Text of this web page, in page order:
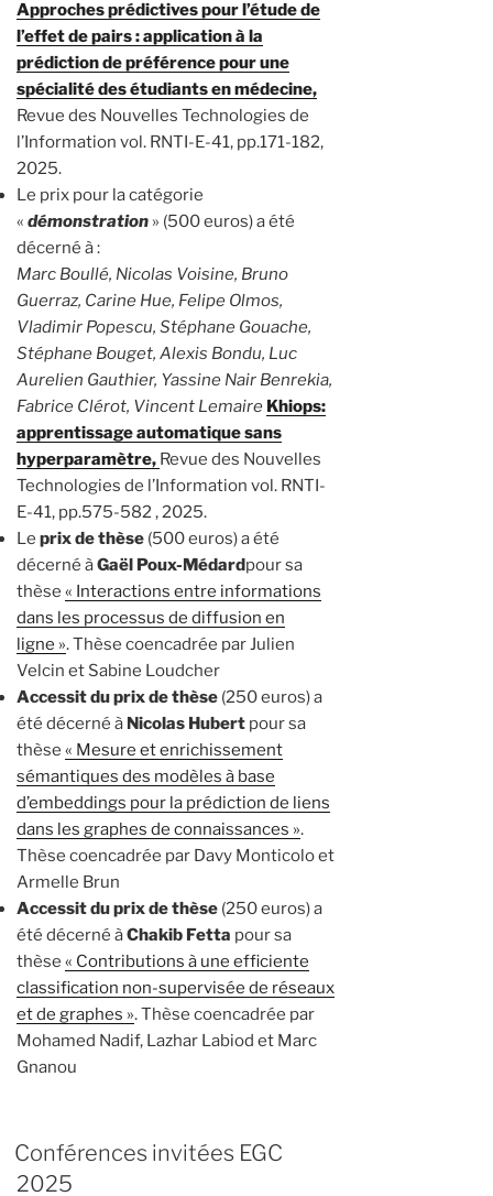
Approches prédictives pour l’étude de
l’effet de pairs : application à la
prédiction de préférence pour une
spécialité des étudiants en médecine,
Revue des Nouvelles Technologies de
l’Information vol. RNTI-E-41, pp.171-182,
2025.
Le prix pour la catégorie
« démonstration » (500 euros) a été
décerné à :
Marc Boullé, Nicolas Voisine, Bruno
Guerraz, Carine Hue, Felipe Olmos,
Vladimir Popescu, Stéphane Gouache,
Stéphane Bouget, Alexis Bondu, Luc
Aurelien Gauthier, Yassine Nair Benrekia,
Fabrice Clérot, Vincent Lemaire Khiops:
apprentissage automatique sans
hyperparamètre, Revue des Nouvelles
Technologies de l’Information vol. RNTI-
E-41, pp.575-582 , 2025.
Le prix de thèse (500 euros) a été
décerné àGaël Poux-Médardpour sa
thèse « Interactions entre informations
dans les processus de diffusion en
ligne ». Thèse coencadrée par Julien
Velcin et Sabine Loudcher
Accessit du prix de thèse (250 euros) a
été décerné à Nicolas Hubert pour sa
thèse « Mesure et enrichissement
sémantiques des modèles à base
d’embeddings pour la prédiction de liens
dans les graphes de connaissances ».
Thèse coencadrée par Davy Monticolo et
Armelle Brun
Accessit du prix de thèse (250 euros) a
été décerné àChakib Fetta pour sa
thèse « Contributions à une efficiente
classification non-supervisée de réseaux
et de graphes ». Thèse coencadrée par
Mohamed Nadif, Lazhar Labiod et Marc
Gnanou
Conférences invitées EGC
2025